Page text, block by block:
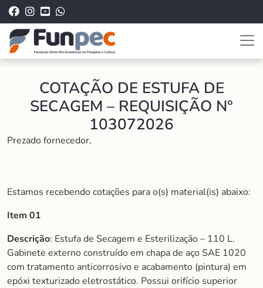
COTAÇÃO DE ESTUFA DE
SECAGEM – REQUISIÇÃO N°
103072026
Prezado fornecedor,
Estamos recebendo cotações para o(s) material(is) abaixo:
Item 01
Descrição: Estufa de Secagem e Esterilização – 110 L.
Gabinete externo construído em chapa de aço SAE 1020
com tratamento anticorrosivo e acabamento (pintura) em
epóxi texturizado eletrostático. Possui orifício superior